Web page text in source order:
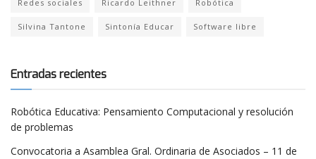
Redes sociales Ricardo Leithner Robótica
Silvina Tantone Sintonía Educar Software libre
Entradas recientes
Robótica Educativa: Pensamiento Computacional y resolución
de problemas
Convocatoria a Asamblea Gral. Ordinaria de Asociados – 11 de